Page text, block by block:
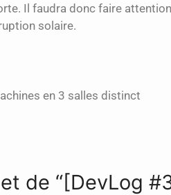
Il faudra donc faire
solaire.
en 3 salles distinct
de “[DevLog